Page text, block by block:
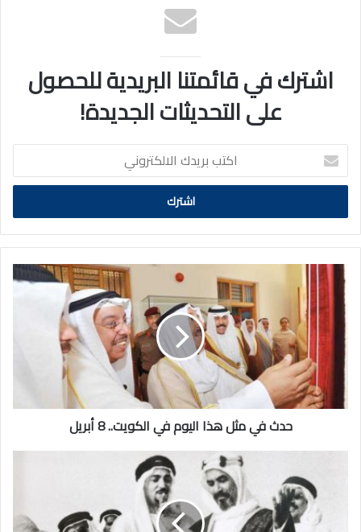
اشترك في قائمتنا البريدية للحصول
على التحديثات الجديدة!
اكتب
بريدك
الالكتروني
حدث
في
مثل
هذا
اليوم
في
الكويت..
8
أبريل
حدث في مثل هذا اليوم في الكويت.. 8 أبريل